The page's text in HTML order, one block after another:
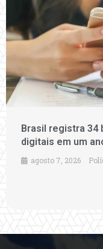
Brasil registra 34
digitais em um
agosto 7, 2026